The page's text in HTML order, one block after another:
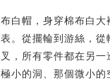
白帽，身穿棉布白大
。從擺輪到游絲，從
，所有零件都在另一
小的洞、那個微小的